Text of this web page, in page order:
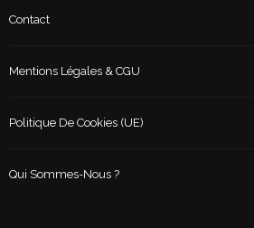
Contact
Mentions Légales & CGU
Politique De Cookies (UE)
Qui Sommes-Nous ?